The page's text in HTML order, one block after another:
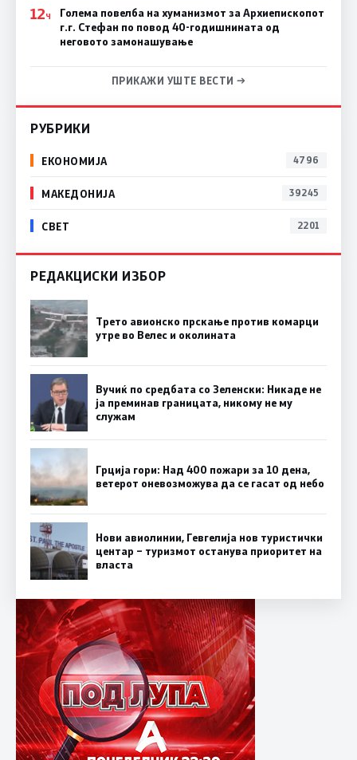
12Ч
Голема повелба на хуманизмот за Архиепископот
г.г. Стефан по повод 40-годишнината од
неговото замонашување
ПРИКАЖИ УШТЕ ВЕСТИ →
РУБРИКИ
ЕКОНОМИЈА 4796
МАКЕДОНИЈА 39245
СВЕТ 2201
РЕДАКЦИСКИ ИЗБОР
Трето авионско прскање против комарци
утре во Велес и околината
Вучиќ по средбата со Зеленски: Никаде не
ја преминав границата, никому не му
служам
Грција гори: Над 400 пожари за 10 дена,
ветерот оневозможува да се гасат од небо
Нови авиолинии, Гевгелија нов туристички
центар – туризмот останува приоритет на
власта